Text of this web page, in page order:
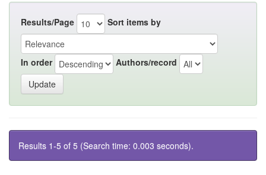
Results/Page Sort items by
In order Authors/record
Results 1-5 of 5 (Search time: 0.003 seconds).